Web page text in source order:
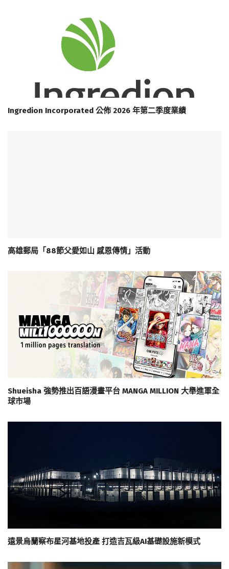
Ingredion Incorporated 公佈 2026 年第二季度業績
高雄郵局「88節父愛如山 感恩傳情」活動
Shueisha 強勢推出百語漫畫平台 MANGA MILLION 大舉進軍全
球市場
遠景烏蘭察布星河基地投產 打造吉瓦級AI基礎設施新模式